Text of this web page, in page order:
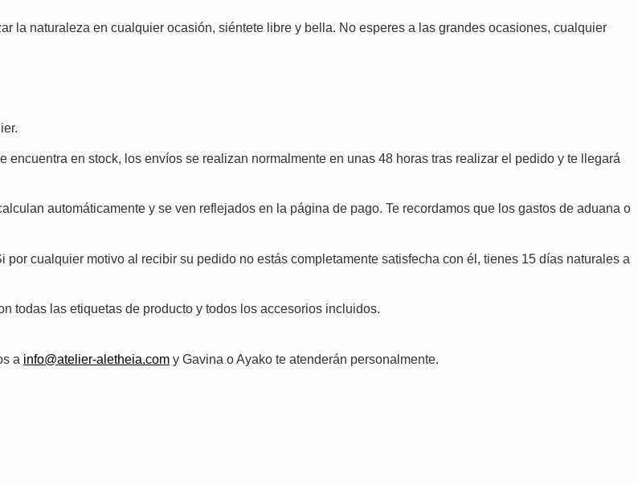
la naturaleza en cualquier ocasión, siéntete libre y bella. No esperes a las grandes ocasiones, cualquier
en stock, los envíos se realizan normalmente en unas 48 horas tras realizar el pedido y te llegará
automáticamente y se ven reflejados en la página de pago. Te recordamos que los gastos de aduana o
cualquier motivo al recibir su pedido no estás completamente satisfecha con él, tienes 15 días naturales a
todas las etiquetas de producto y todos los accesorios incluidos.
a info@atelier-aletheia.com y Gavina o Ayako te atenderán personalmente.